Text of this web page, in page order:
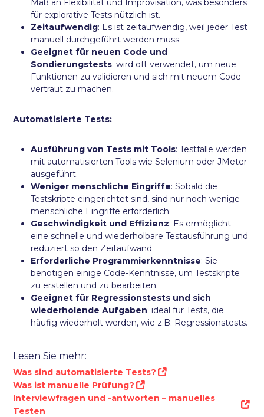
Maß an Flexibilität und Improvisation, was besonders
für explorative Tests nützlich ist.
Zeitaufwendig: Es ist zeitaufwendig, weil jeder Test
manuell durchgeführt werden muss.
Geeignet für neuen Code und
Sondierungstests: wird oft verwendet, um neue
Funktionen zu validieren und sich mit neuem Code
vertraut zu machen.
Automatisierte Tests:
Ausführung von Tests mit Tools: Testfälle werden
mit automatisierten Tools wie Selenium oder JMeter
ausgeführt.
Weniger menschliche Eingriffe: Sobald die
Testskripte eingerichtet sind, sind nur noch wenige
menschliche Eingriffe erforderlich.
Geschwindigkeit und Effizienz: Es ermöglicht
eine schnelle und wiederholbare Testausführung und
reduziert so den Zeitaufwand.
Erforderliche Programmierkenntnisse: Sie
benötigen einige Code-Kenntnisse, um Testskripte
zu erstellen und zu bearbeiten.
Geeignet für Regressionstests und sich
wiederholende Aufgaben: ideal für Tests, die
häufig wiederholt werden, wie z.B. Regressionstests.
Lesen Sie mehr:
Was sind automatisierte Tests?
Was ist manuelle Prüfung?
Interviewfragen und -antworten – manuelles
Testen